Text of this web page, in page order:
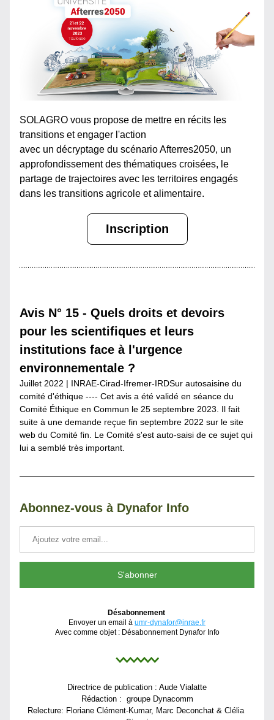
SOLAGRO vous propose de mettre en récits les
transitions et engager l'action
avec un décryptage du scénario Afterres2050, un
approfondissement des thématiques croisées, le
partage de trajectoires avec les territoires engagés
dans les transitions agricole et alimentaire.
Inscription
Avis N° 15 - Quels droits et devoirs
pour les scientifiques et leurs
institutions face à l'urgence
environnementale ?
Juillet 2022 | INRAE-Cirad-Ifremer-IRDSur autosaisine du
comité d'éthique ---- Cet avis a été validé en séance du
Comité Éthique en Commun le 25 septembre 2023. Il fait
suite à une demande reçue fin septembre 2022 sur le site
web du Comité fin. Le Comité s'est auto-saisi de ce sujet qui
lui a semblé très important.
Abonnez-vous à Dynafor Info
S'abonner
Désabonnement
Envoyer un email à umr-dynafor@inrae.fr
Avec comme objet : Désabonnement Dynafor Info
Directrice de publication : Aude Vialatte
Rédaction :  groupe Dynacomm
Relecture: Floriane Clément-Kumar, Marc Deconchat & Clélia